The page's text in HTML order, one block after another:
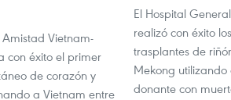
Vietnam-
con éxito el primer
de corazón y
a Vietnam entre
El Hospital
realizó con éxito
trasplantes de
Mekong
donante con